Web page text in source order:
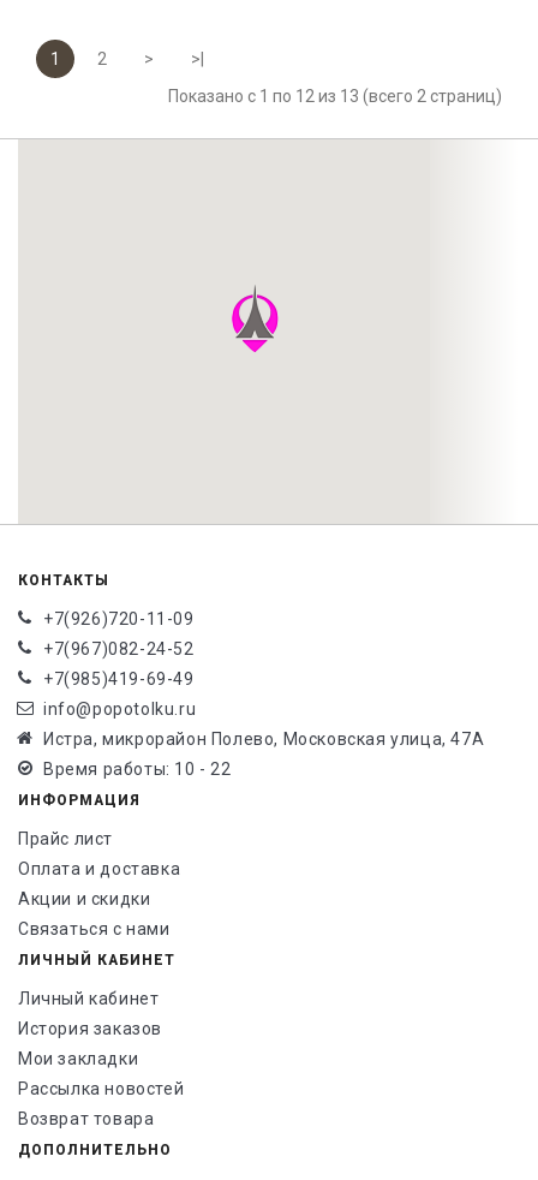
1 2 >
>|
Показано с 1 по 12 из 13 (всего 2 страниц)
КОНТАКТЫ
+7(926)720-11-09
+7(967)082-24-52
+7(985)419-69-49
info@popotolku.ru
Истра, микрорайон Полево, Московская улица, 47А
Время работы: 10 - 22
ИНФОРМАЦИЯ
Прайс лист
Оплата и доставка
Акции и скидки
Связаться с нами
ЛИЧНЫЙ КАБИНЕТ
Личный кабинет
История заказов
Мои закладки
Рассылка новостей
Возврат товара
ДОПОЛНИТЕЛЬНО